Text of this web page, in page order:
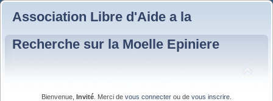
Association Libre d'Aide a la
Recherche sur la Moelle Epiniere
Bienvenue, Invité . Merci de vous connecter ou de vous inscrire